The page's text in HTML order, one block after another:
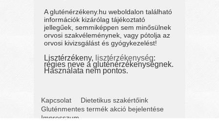
A gluténérzékeny.hu weboldalon található
információk kizárólag tájékoztató
jellegűek, semmiképpen sem minősülnek
orvosi szakvéleménynek, vagy pótolja az
orvosi kivizsgálást és gyógykezelést!
Lisztérzékeny, lisztérzékenység:
régies neve a gluténérzékenységnek.
Használata nem pontos.
Kapcsolat
Dietetikus szakértőink
Gluténmentes termék akció bejelentése
Impresszum